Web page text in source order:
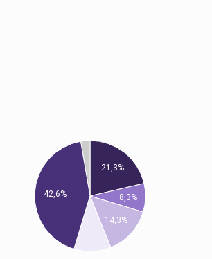
21,3%
8,3%
14,3%
42,6%